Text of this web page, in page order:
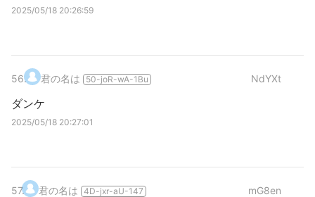
2025/05/18 20:26:59
56. 君の名は 50-joR-wA-1Bu NdYXt
ダンケ
2025/05/18 20:27:01
57. 君の名は 4D-jxr-aU-147 mG8en